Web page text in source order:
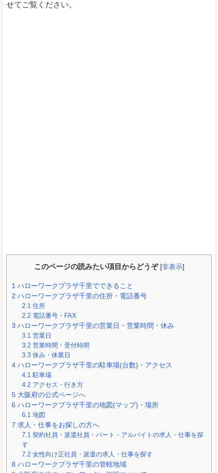
せてご覧ください。
このページの読みたい項目からどうぞ [非表示]
1 ハローワークプラザ千里でできること
2 ハローワークプラザ千里の住所・電話番号
2.1 住所
2.2 電話番号・FAX
3 ハローワークプラザ千里の営業日・営業時間・休み
3.1 営業日
3.2 営業時間・受付時間
3.3 休み・休業日
4 ハローワークプラザ千里の駐車場(台数)・アクセス
4.1 駐車場
4.2 アクセス・行き方
5 大阪府の公式ページへ
6 ハローワークプラザ千里の地図(マップ)・場所
6.1 地図
7 求人・仕事をお探しの方へ
7.1 契約社員・派遣社員・パート・アルバイトの求人・仕事を探
す
7.2 女性向け正社員・派遣の求人・仕事を探す
8 ハローワークプラザ千里の管轄地域